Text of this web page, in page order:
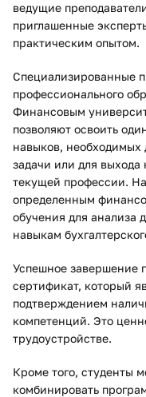
ведущие
приглашенные
практическим опытом.
Специализированные
профессионального
Финансовым
позволяют освоить
навыков, необходимых
задачи или для
текущей профессии.
определенным
обучения для анализа
навыкам
Успешное завершение
сертификат, который
подтверждением
компетенций. Это
трудоустройстве.
Кроме того, студенты
комбинировать